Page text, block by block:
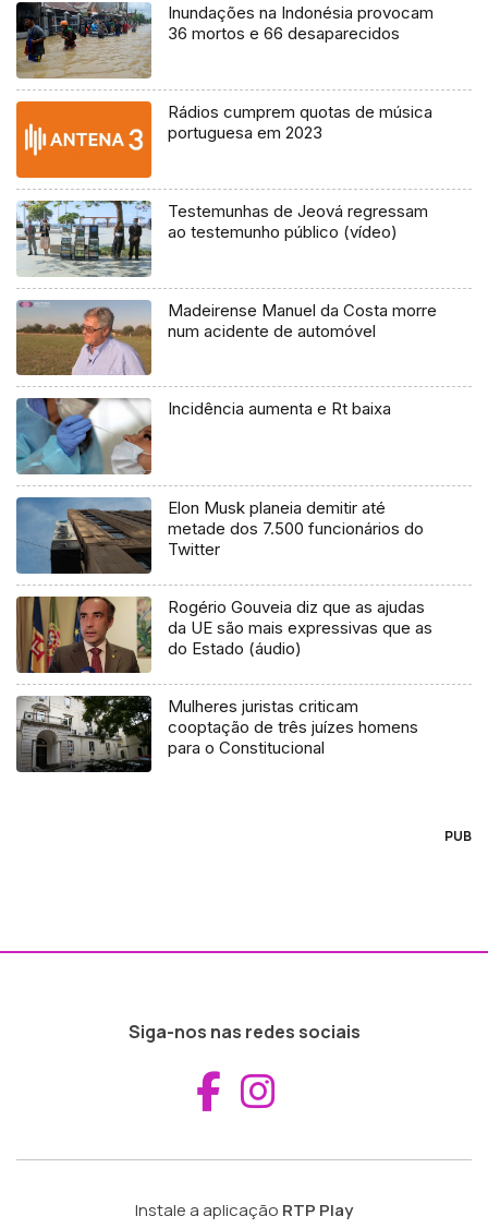
Inundações na Indonésia provocam
36 mortos e 66 desaparecidos
Rádios cumprem quotas de música
portuguesa em 2023
Testemunhas de Jeová regressam
ao testemunho público (vídeo)
Madeirense Manuel da Costa morre
num acidente de automóvel
Incidência aumenta e Rt baixa
Elon Musk planeia demitir até
metade dos 7.500 funcionários do
Twitter
Rogério Gouveia diz que as ajudas
da UE são mais expressivas que as
do Estado (áudio)
Mulheres juristas criticam
cooptação de três juízes homens
para o Constitucional
PUB
Siga-nos nas redes sociais
Aceder ao
Instale a aplicação RTP Play